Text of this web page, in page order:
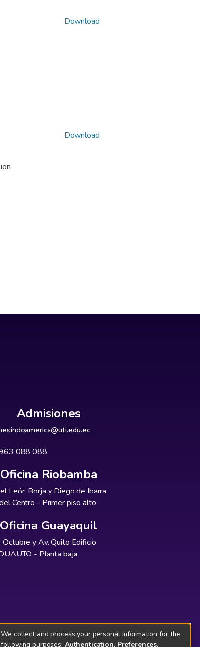
Download
Download
Admisiones
088 088
Oficina Riobamba
León Borja y Diego de Ibarra
Centro - Primer piso alto
Oficina Guayaquil
Octubre y Av. Quito Edificio
- Planta baja
We collect and process your personal information for the
following purposes: Authentication, Preferences,